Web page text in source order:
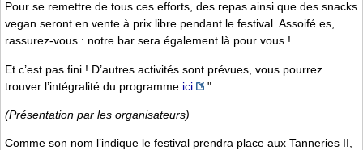
Pour se remettre de tous ces efforts, des repas ainsi que des snacks
vegan seront en vente à prix libre pendant le festival. Assoifé.es,
rassurez-vous : notre bar sera également là pour vous !
Et c’est pas fini ! D’autres activités sont prévues, vous pourrez
trouver l’intégralité du programme ici ."
(Présentation par les organisateurs)
Comme son nom l’indique le festival prendra place aux Tanneries II,